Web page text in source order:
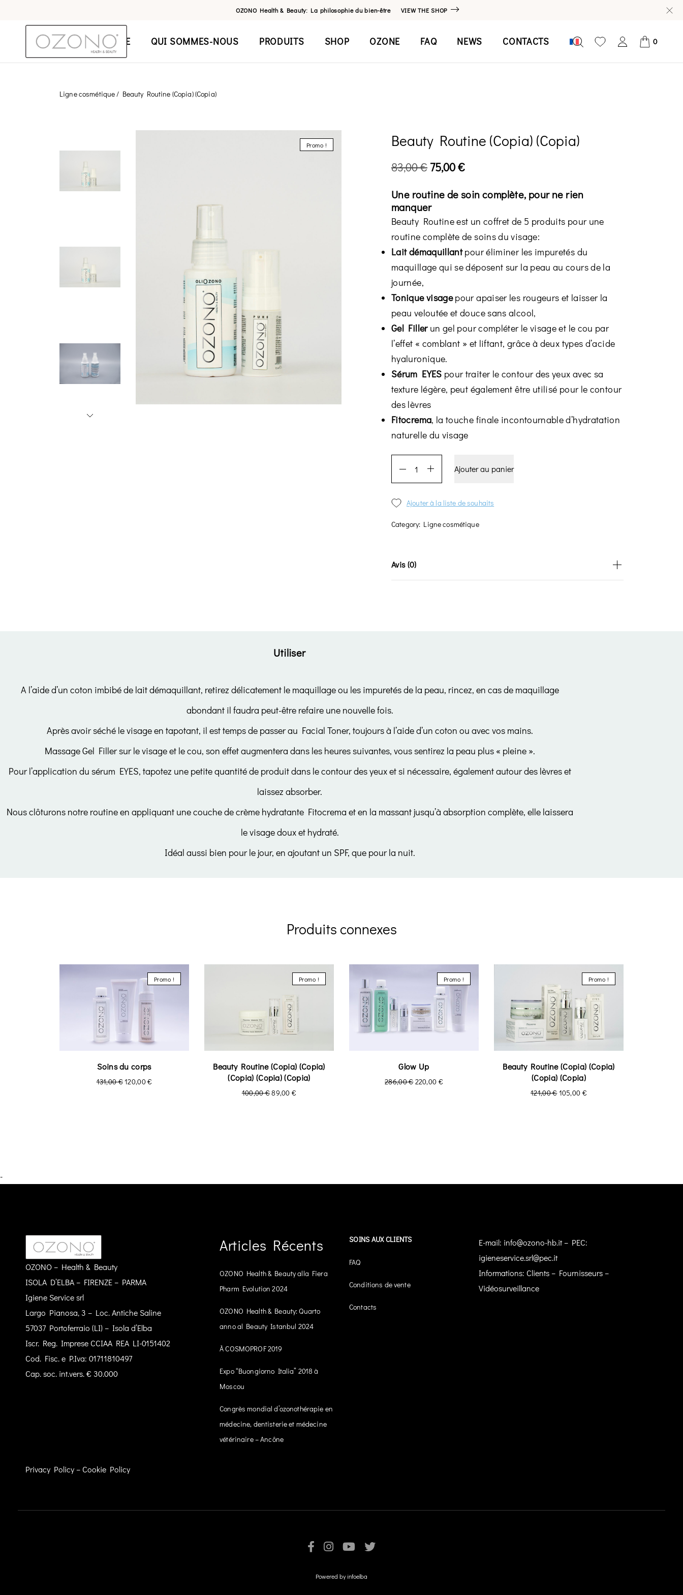
Login
Lost Password?
Remember Me
OZONO Health & Beauty: La philosophie du bien-être VIEW THE SHOP
HOME QUI SOMMES-NOUS PRODUITS SHOP OZONE FAQ NEWS CONTACTS 0
Ligne cosmétique/ Beauty Routine (Copia) (Copia)
Promo ! Beauty Routine (Copia) (Copia)
83,00€ 75,00€
Une routine de soin complète, pour ne rien
manquer
Beauty Routine est un coffret de 5 produits pour une
routine complète de soins du visage:
Lait démaquillantpour éliminer les impuretés du
maquillage qui se déposent sur la peau au cours de la
journée,
Tonique visagepour apaiser les rougeurs et laisser la
peau veloutée et douce sans alcool,
Gel Fillerun gel pour compléter le visage et le cou par
l’effet « comblant » et liftant, grâce à deux types d’acide
hyaluronique.
Sérum EYES pour traiter le contour des yeux avec sa
texture légère, peut également être utilisé pour le contour
des lèvres
Fitocrema, la touche finale incontournable d’hydratation
naturelle du visage
Ajouter au panier
Ajouter à la liste de souhaits
Category: Ligne cosmétique
Avis (0)
Utiliser
A l’aide d’un coton imbibé de lait démaquillant, retirez délicatement le maquillage ou les impuretés de la peau, rincez, en cas de maquillage
abondant il faudra peut-être refaire une nouvelle fois.
Après avoir séché le visage en tapotant, il est temps de passer au Facial Toner, toujours à l’aide d’un coton ou avec vos mains.
Massage Gel Filler sur le visage et le cou, son effet augmentera dans les heures suivantes, vous sentirez la peau plus « pleine ».
Pour l’application du sérum EYES, tapotez une petite quantité de produit dans le contour des yeux et si nécessaire, également autour des lèvres et
laissez absorber.
Nous clôturons notre routine en appliquant une couche de crème hydratante Fitocrema et en la massant jusqu’à absorption complète, elle laissera
le visage doux et hydraté.
Idéal aussi bien pour le jour, en ajoutant un SPF, que pour la nuit.
Produits connexes
Promo !
Soins du corps
131,00€120,00€
Promo !
Beauty Routine (Copia) (Copia)
(Copia) (Copia) (Copia)
100,00€89,00 €
Promo !
Glow Up
286,00€220,00 €
Promo !
Beauty Routine (Copia) (Copia)
(Copia) (Copia)
121,00€105,00 €
-
OZONO – Health & Beauty
ISOLA D’ELBA – FIRENZE – PARMA
Igiene Service srl
Largo Pianosa, 3 – Loc. Antiche Saline
57037 Portoferraio (LI) – Isola d’Elba
Iscr. Reg. Imprese CCIAA REA LI-0151402
Cod. Fisc. e P.Iva: 01711810497
Cap. soc. int.vers. € 30.000
Articles Récents
OZONO Health & Beauty alla Fiera
Pharm Evolution 2024
OZONO Health & Beauty: Quarto
anno al Beauty Istanbul 2024
À COSMOPROF 2019
Expo “Buongiorno Italia” 2018 à
Moscou
Congrès mondial d’ozonothérapie en
médecine, dentisterie et médecine
vétérinaire – Ancône
SOINS AUX CLIENTS
FAQ
Conditions de vente
Contacts
E-mail: info@ozono-hb.it– PEC:
igieneservice.srl@pec.it
Informations: Clients– Fournisseurs–
Vidéosurveillance
Privacy Policy–Cookie Policy
Powered byinfoelba